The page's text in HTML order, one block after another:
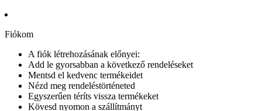
Fiókom
A fiók létrehozásának előnyei:
Add le gyorsabban a következő rendeléseket
Mentsd el kedvenc termékeidet
Nézd meg rendeléstörténeted
Egyszerűen téríts vissza termékeket
Kövesd nyomon a szállítmányt